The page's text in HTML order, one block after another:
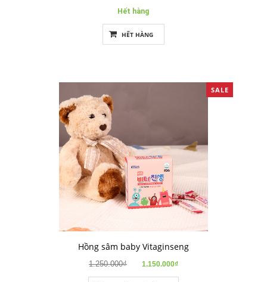
Hết hàng
HẾT HÀNG
SALE
Hồng sâm baby Vitaginseng
1.250.000₫ 1.150.000₫